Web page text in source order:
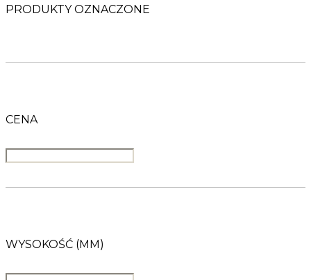
PRODUKTY OZNACZONE
CENA
WYSOKOŚĆ (MM)